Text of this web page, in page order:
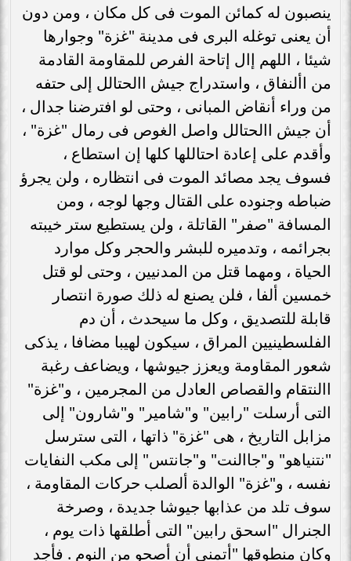
ينصبون له كمائن الموت فى كل مكان ، ومن دون
أن يعنى توغله البرى فى مدينة "غزة" وجوارها
شيئا ، اللهم إال إتاحة الفرص للمقاومة القادمة
من األنفاق ، واستدراج جيش االحتالل إلى حتفه
من وراء أنقاض المبانى ، وحتى لو افترضنا جدال ،
أن جيش االحتالل واصل الغوص فى رمال "غزة" ،
وأقدم على إعادة احتاللها كلها إن استطاع ،
فسوف يجد مصائد الموت فى انتظاره ، ولن يجرؤ
ضباطه وجنوده على القتال وجها لوجه ، ومن
المسافة "صفر" القاتلة ، ولن يستطيع ستر خيبته
بجرائمه ، وتدميره للبشر والحجر وكل موارد
الحياة ، ومهما قتل من المدنيين ، وحتى لو قتل
خمسين ألفا ، فلن يصنع له ذلك صورة انتصار
قابلة للتصديق ، وكل ما سيحدث ، أن دم
الفلسطينيين المراق ، سيكون لهيبا مضافا ، يذكى
شعور المقاومة ويعزز جيوشها ، ويضاعف رغبة
االنتقام والقصاص العادل من المجرمين ، و"غزة"
التى أرسلت "رابين" و"شامير" و"شارون" إلى
مزابل التاريخ ، هى "غزة" ذاتها ، التى سترسل
"نتنياهو" و"جاالنت" و"جانتس" إلى مكب النفايات
نفسه ، و"غزة" الوالدة ألصلب حركات المقاومة ،
سوف تلد من عذابها جيوشا جديدة ، وصرخة
الجنرال "اسحق رابين" التى أطلقها ذات يوم ،
وكان منطوقها "أتمنى أن أصحو من النوم . فأجد